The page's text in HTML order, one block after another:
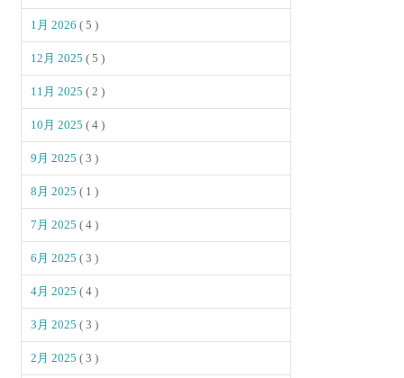
1月 2026( 5 )
12月 2025( 5 )
11月 2025( 2 )
10月 2025( 4 )
9月 2025( 3 )
8月 2025( 1 )
7月 2025( 4 )
6月 2025( 3 )
4月 2025( 4 )
3月 2025( 3 )
2月 2025( 3 )